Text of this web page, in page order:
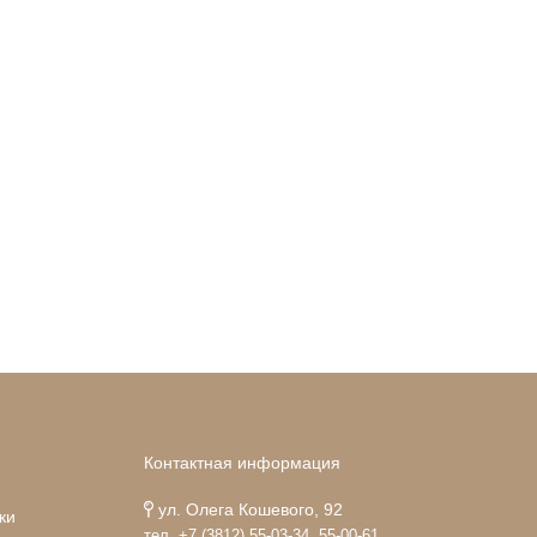
Контактная информация
ул. Олега Кошевого, 92